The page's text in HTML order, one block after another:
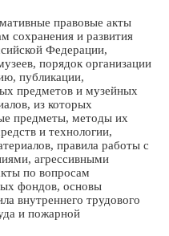
правовые акты
сохранения и развития
Федерации,
порядок организации
публикации,
предметов и музейных
из которых
предметы, методы их
и технологии,
правила работы с
агрессивными
по вопросам
фондов, основы
внутреннего трудового
и пожарной